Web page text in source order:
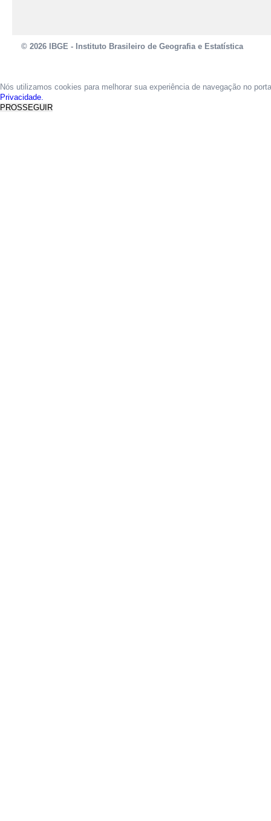
© 2026 IBGE - Instituto Brasileiro de Geografia e Estatística
Nós utilizamos cookies para melhorar sua experiência de navegação no
Privacidade.
PROSSEGUIR